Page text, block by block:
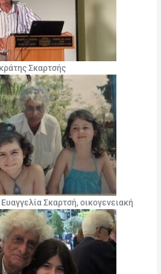
Σκαρτσής
Σκαρτσή, οικογενειακή